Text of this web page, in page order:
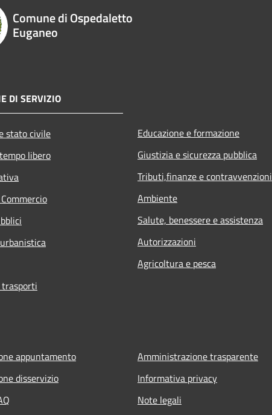
Comune di Ospedaletto
Euganeo
DI SERVIZIO
stato civile
libero
Educazione e formazione
Giustizia e sicurezza pubblica
Tributi,finanze e contravvenzioni
Ambiente
Salute, benessere e assistenza
Autorizzazioni
Agricoltura e pesca
appuntamento
disservizio
Amministrazione trasparente
Informativa privacy
Note legali